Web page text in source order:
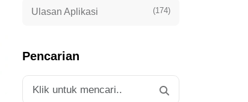
Ulasan Aplikasi (174)
Pencarian